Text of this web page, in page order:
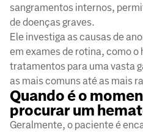
sangramentos internos,
de doenças graves.
Ele investiga as causas de
em exames de rotina, como o
tratamentos para uma vasta
as mais comuns até as mais
Quando é o
procurar um
Geralmente, o paciente é